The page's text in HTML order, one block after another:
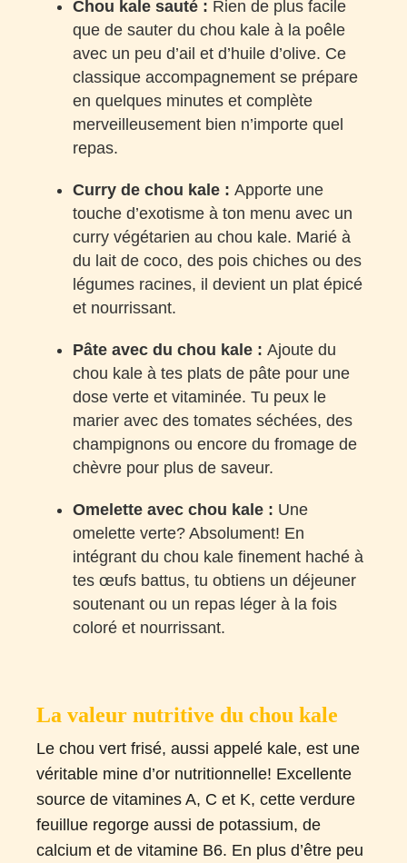
Chou kale sauté : Rien de plus facile
que de sauter du chou kale à la poêle
avec un peu d’ail et d’huile d’olive. Ce
classique accompagnement se prépare
en quelques minutes et complète
merveilleusement bien n’importe quel
repas.
Curry de chou kale : Apporte une
touche d’exotisme à ton menu avec un
curry végétarien au chou kale. Marié à
du lait de coco, des pois chiches ou des
légumes racines, il devient un plat épicé
et nourrissant.
Pâte avec du chou kale : Ajoute du
chou kale à tes plats de pâte pour une
dose verte et vitaminée. Tu peux le
marier avec des tomates séchées, des
champignons ou encore du fromage de
chèvre pour plus de saveur.
Omelette avec chou kale : Une
omelette verte? Absolument! En
intégrant du chou kale finement haché à
tes œufs battus, tu obtiens un déjeuner
soutenant ou un repas léger à la fois
coloré et nourrissant.
La valeur nutritive du chou kale
Le chou vert frisé, aussi appelé kale, est une
véritable mine d’or nutritionnelle! Excellente
source de vitamines A, C et K, cette verdure
feuillue regorge aussi de potassium, de
calcium et de vitamine B6. En plus d’être peu